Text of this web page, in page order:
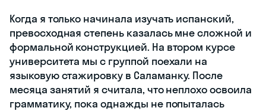
Когда я только начинала изучать испанский,
превосходная степень казалась мне сложной и
формальной конструкцией. На втором курсе
университета мы с группой поехали на
языковую стажировку в Саламанку. После
месяца занятий я считала, что неплохо освоила
грамматику, пока однажды не попыталась